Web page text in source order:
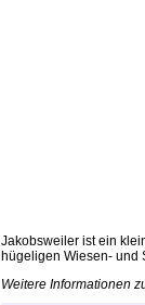
Jakobsweiler ist ein
hügeligen Wiesen- und
Weitere Informationen